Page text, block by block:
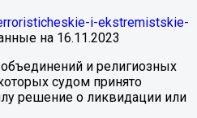
i-ekstremistskie-
на 16.11.2023
и религиозных
судом принято
решение о ликвидации или